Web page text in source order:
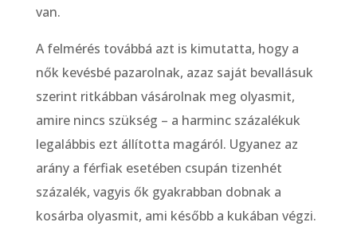
van.
A felmérés továbbá azt is kimutatta, hogy a
nők kevésbé pazarolnak, azaz saját bevallásuk
szerint ritkábban vásárolnak meg olyasmit,
amire nincs szükség – a harminc százalékuk
legalábbis ezt állította magáról. Ugyanez az
arány a férfiak esetében csupán tizenhét
százalék, vagyis ők gyakrabban dobnak a
kosárba olyasmit, ami később a kukában végzi.